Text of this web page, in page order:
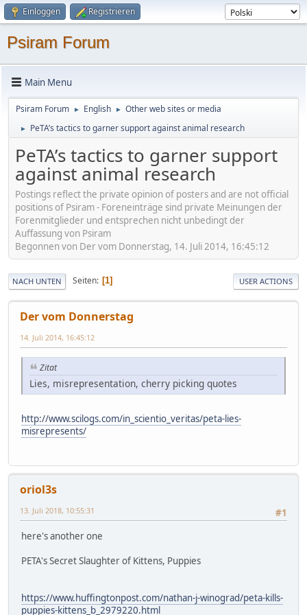
Einloggen Registrieren
Psiram Forum
Main Menu
Psiram Forum ► English ► Other web sites or media
► PeTA’s tactics to garner support against animal research
PeTA’s tactics to garner support
against animal research
Postings reflect the private opinion of posters and are not official
positions of Psiram - Foreneinträge sind private Meinungen der
Forenmitglieder und entsprechen nicht unbedingt der
Auffassung von Psiram
Begonnen von Der vom Donnerstag, 14. Juli 2014, 16:45:12
NACH UNTEN Seiten 1 USER ACTIONS
Der vom Donnerstag
14. Juli 2014, 16:45:12
Zitat
Lies, misrepresentation, cherry picking quotes
http://www.scilogs.com/in_scientio_veritas/peta-lies-
misrepresents/
oriol3s
#1
13. Juli 2018, 10:55:31
here's another one
PETA's Secret Slaughter of Kittens, Puppies
https://www.huffingtonpost.com/nathan-j-winograd/peta-kills-
puppies-kittens_b_2979220.html